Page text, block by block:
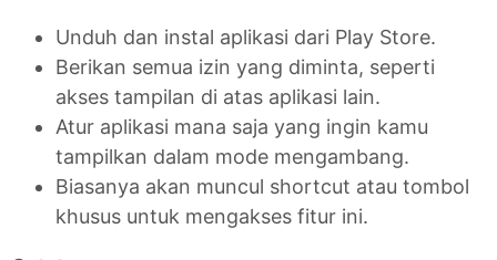
Unduh dan instal aplikasi dari Play Store.
Berikan semua izin yang diminta, seperti
akses tampilan di atas aplikasi lain.
Atur aplikasi mana saja yang ingin kamu
tampilkan dalam mode mengambang.
Biasanya akan muncul shortcut atau tombol
khusus untuk mengakses fitur ini.